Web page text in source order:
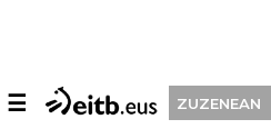
☰ ZUZENEAN